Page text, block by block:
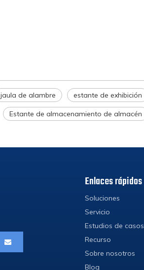
jaula de alambre estante de exhibición
Estante de almacenamiento de almacén
Enlaces rápidos
Soluciones
Servicio
Estudios de casos
Recurso
Sobre nosotros
Blog